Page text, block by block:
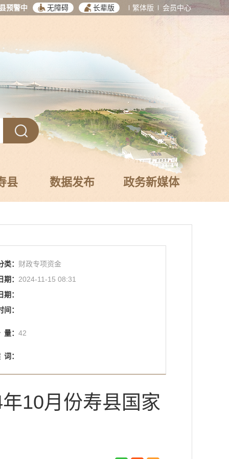
预警中 无障碍 长辈版 繁体版 会员中心
县 数据发布 政务新媒体
类： 财政专项资金
期： 2024-11-15 08:31
期：
间：
量： 42
词：
10月份寿县国家